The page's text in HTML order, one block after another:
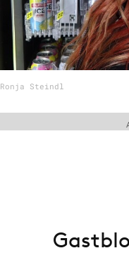
9 sept: GenAI-training
12 nov: MarketingLive!
Adverteren
Ronja Steindl